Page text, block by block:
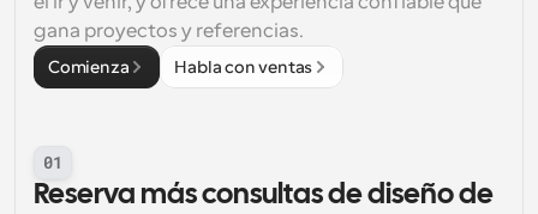
gana proyectos y referencias.
Comienza Habla con ventas
01
Reserva más consultas de diseño de